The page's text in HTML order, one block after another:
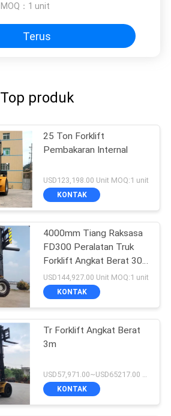
MOQ： 1 unit
Terus
Top produk
25 Ton Forklift
Pembakaran Internal
USD123,198.00 Unit MOQ:1 unit
KONTAK
4000mm Tiang Raksasa
FD300 Peralatan Truk
Forklift Angkat Berat 30
Ton
USD144,927.00 Unit MOQ:1 unit
KONTAK
Tr Forklift Angkat Berat
3m
USD57,971.00~USD65217.00 unit MOQ:1 unit
KONTAK